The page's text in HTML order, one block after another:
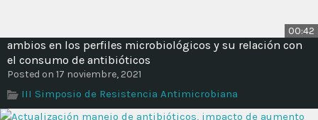
00:42
ambios en los perfiles microbiológicos y su relación con
el consumo de antibióticos
Posted on 17 noviembre, 2021
III Simposio de Resistencia Antimicrobiana